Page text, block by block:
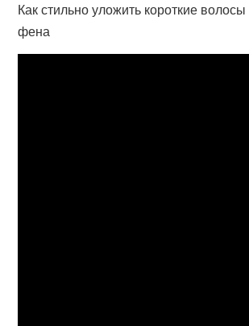
Как стильно уложить короткие
фена